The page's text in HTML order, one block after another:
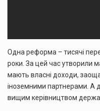
Одна реформа – тисячі
роки. За цей час утворили
мають власні доходи,
іноземними партнерами. А
вищим керівництвом